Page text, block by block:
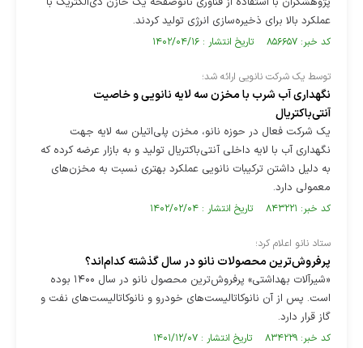
عملکرد بالا برای ذخیره‌سازی انرژی تولید کردند.
کد خبر: ۸۵۶۶۵۷ تاریخ انتشار : ۱۴۰۲/۰۴/۱۶
توسط یک شرکت نانویی ارائه شد؛
نگهداری آب شرب با مخزن سه لایه نانویی و خاصیت
آنتی‌باکتریال
یک شرکت فعال در حوزه نانو، مخزن پلی‌اتیلن سه لایه جهت
نگهداری آب با لایه داخلی آنتی‌باکتریال تولید و به بازار عرضه کرده که
به دلیل داشتن ترکیبات نانویی عملکرد بهتری نسبت به مخزن‌های
معمولی دارد.
کد خبر: ۸۴۳۲۲۱ تاریخ انتشار : ۱۴۰۲/۰۲/۰۴
ستاد نانو اعلام کرد؛
پرفروش‌ترین محصولات نانو در سال گذشته کدام‌اند؟
«شیرآلات بهداشتی» پرفروش‌ترین محصول نانو در سال ۱۴۰۰ بوده
است. پس از آن نانوکاتالیست‌های خودرو و نانوکاتالیست‌های نفت و
گاز قرار دارد.
کد خبر: ۸۳۴۲۲۹ تاریخ انتشار : ۱۴۰۱/۱۲/۰۷